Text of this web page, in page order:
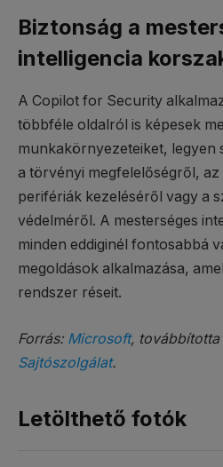
Biztonság a
intelligencia
A Copilot for Security
többféle oldalról is képesek
munkakörnyezeteiket, legyen
a törvényi megfelelőségről,
perifériák kezeléséről vagy a
védelméről. A mesterséges
minden eddiginél fontosabbá
megoldások alkalmazása,
rendszer réseit.
Forrás: Microsoft, továbbította
Sajtószolgálat.
Letölthető fotók